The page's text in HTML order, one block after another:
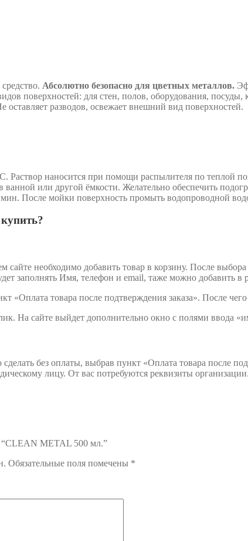
Абсолютно безопасно для цветных металлов.
поверхностей: для стен, полов, оборудования,
разводов, освежает внешний вид поверхностей.
Раствор наносится при помощи распылителя по теплой
или другой ёмкости. Желательно обеспечить
мин. После мойки поверхность промыть водопроводной
сайте необходимо добавить товар в корзину. После
заполнять Имя, телефон и email, таже можно добавить в
«Оплата товара после подтверждения заказа». После
На сайте выйдет дополнительно окно с полями ввода
без оплаты, выбрав пункт «Оплата товара после
лицу. От вас потребуются реквизиты организации.
“CLEAN METAL 500 мл.”
Обязательные поля помечены *